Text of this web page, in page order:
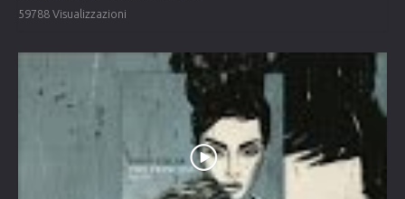
59788 Visualizzazioni